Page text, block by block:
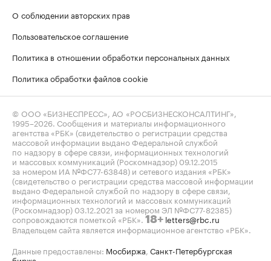
О соблюдении авторских прав
Пользовательское соглашение
Политика в отношении обработки персональных данных
Политика обработки файлов cookie
© ООО «БИЗНЕСПРЕСС», АО «РОСБИЗНЕСКОНСАЛТИНГ»,
1995–2026 . Сообщения и материалы информационного
агентства «РБК» (свидетельство о регистрации средства
массовой информации выдано Федеральной службой
по надзору в сфере связи, информационных технологий
и массовых коммуникаций (Роскомнадзор) 09.12.2015
за номером ИА №ФС77-63848) и сетевого издания «РБК»
(свидетельство о регистрации средства массовой информации
выдано Федеральной службой по надзору в сфере связи,
информационных технологий и массовых коммуникаций
(Роскомнадзор) 03.12.2021 за номером ЭЛ №ФС77-82385)
сопровождаются пометкой «РБК». 18+ letters@rbc.ru
Владельцем сайта является информационное агентство «РБК».
Данные предоставлены: Мосбиржа Санкт-Петербургская